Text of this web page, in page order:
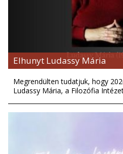
Elhunyt Ludassy Mária
Megrendülten tudatjuk, hogy
Ludassy Mária, a Filozófia